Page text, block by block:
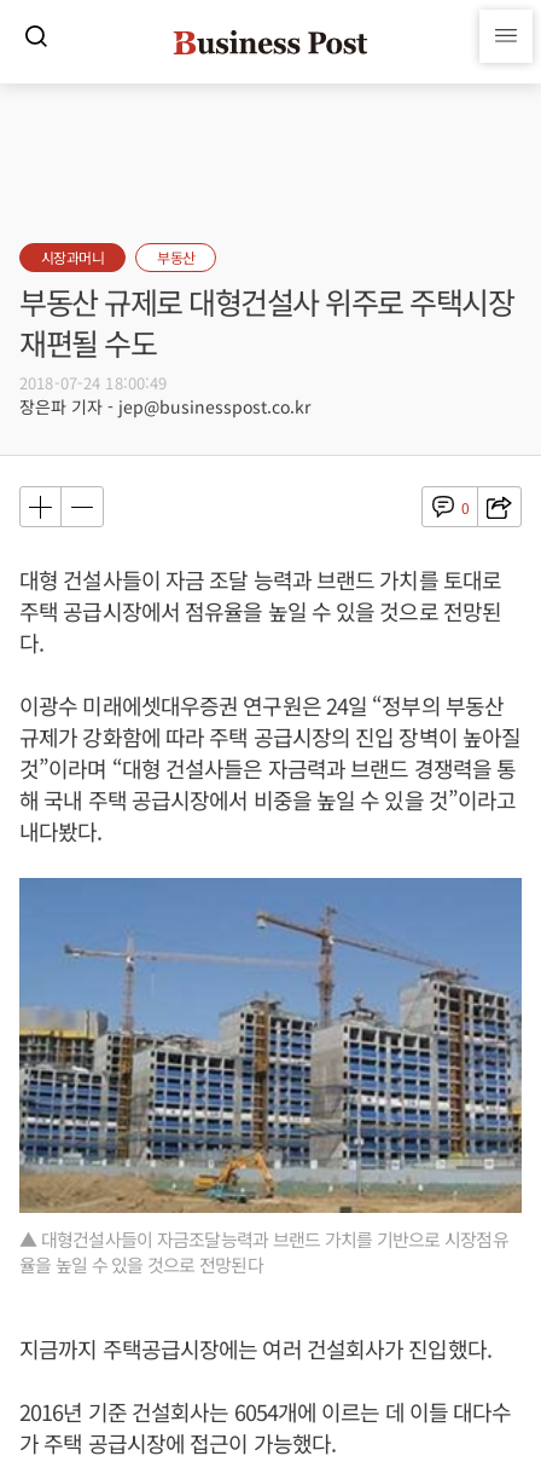
시장과머니 부동산
부동산 규제로 대형건설사 위주로 주택시장
재편될 수도
2018-07-24 18:00:49
장은파 기자 - jep@businesspost.co.kr
0
대형 건설사들이 자금 조달 능력과 브랜드 가치를 토대로
주택 공급시장에서 점유율을 높일 수 있을 것으로 전망된
다.
이광수 미래에셋대우증권 연구원은 24일 “정부의 부동산
규제가 강화함에 따라 주택 공급시장의 진입 장벽이 높아질
것”이라며 “대형 건설사들은 자금력과 브랜드 경쟁력을 통
해 국내 주택 공급시장에서 비중을 높일 수 있을 것”이라고
내다봤다.
▲ 대형건설사들이 자금조달능력과 브랜드 가치를 기반으로 시장점유
율을 높일 수 있을 것으로 전망된다
지금까지 주택공급시장에는 여러 건설회사가 진입했다.
2016년 기준 건설회사는 6054개에 이르는 데 이들 대다수
가 주택 공급시장에 접근이 가능했다.